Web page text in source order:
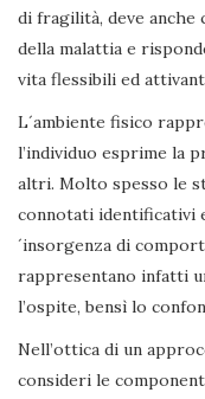
di fragilità, deve
della malattia e
vita flessibili ed
L´ambiente fisico
l’individuo esprime la
altri. Molto spesso le
connotati identificativi
´insorgenza di
rappresentano infatti
l’ospite, bensì lo
Nell’ottica di un
consideri le